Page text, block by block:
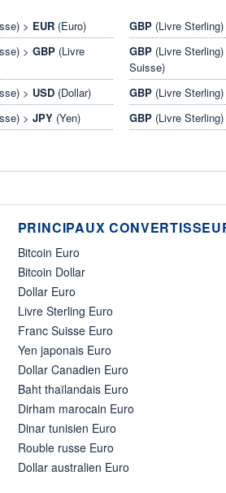
> EUR(Euro)
> GBP(Livre
> USD(Dollar)
> JPY(Yen)
GBP (Livre Sterling)
GBP (Livre
Suisse)
GBP (Livre Sterling)
GBP (Livre
PRINCIPAUX
Bitcoin Euro
Bitcoin Dollar
Dollar Euro
Livre Sterling Euro
Franc Suisse Euro
Yen japonais Euro
Dollar Canadien Euro
Baht thaïlandais Euro
Dirham marocain Euro
Dinar tunisien Euro
Rouble russe Euro
Dollar australien Euro